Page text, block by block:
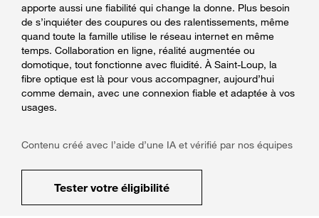
apporte aussi une fiabilité qui change la donne. Plus besoin
de s’inquiéter des coupures ou des ralentissements, même
quand toute la famille utilise le réseau internet en même
temps. Collaboration en ligne, réalité augmentée ou
domotique, tout fonctionne avec fluidité. À Saint-Loup, la
fibre optique est là pour vous accompagner, aujourd’hui
comme demain, avec une connexion fiable et adaptée à vos
usages.
Contenu créé avec l’aide d’une IA et vérifié par nos équipes
Tester votre éligibilité